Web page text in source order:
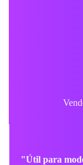
"Útil para